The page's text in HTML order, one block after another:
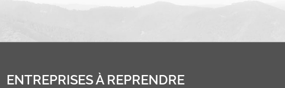
ENTREPRISES À REPRENDRE